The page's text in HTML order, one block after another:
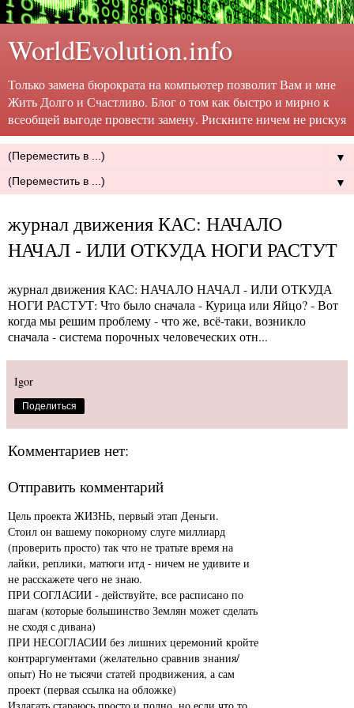
WorldEvolution.info
Только замена бюрократа на компьютер позволит Вам и мне
Жить Долго и Счастливо. Блог о том как быстро и мирно к
всеобщей выгоде провести замену. Рискните ничем не рискуя
▼
▼
журнал движения КАС: НАЧАЛО
НАЧАЛ - ИЛИ ОТКУДА НОГИ РАСТУТ
журнал движения КАС: НАЧАЛО НАЧАЛ - ИЛИ ОТКУДА
НОГИ РАСТУТ: Что было сначала - Курица или Яйцо? - Вот
когда мы решим проблему - что же, всё-таки, возникло
сначала - система порочных человеческих отн...
Igor
Поделиться
Комментариев нет:
Отправить комментарий
Цель проекта ЖИЗНЬ, первый этап Деньги.
Стоил он вашему покорному слуге миллиард
(проверить просто) так что не тратьте время на
лайки, реплики, матюги итд - ничем не удивите и
не расскажете чего не знаю.
ПРИ СОГЛАСИИ - действуйте, все расписано по
шагам (которые большинство Землян может сделать
не сходя с дивана)
ПРИ НЕСОГЛАСИИ без лишних церемоний кройте
контраргументами (желательно сравнив знания/
опыт) Но не тысячи статей продвижения, а сам
проект (первая ссылка на обложке)